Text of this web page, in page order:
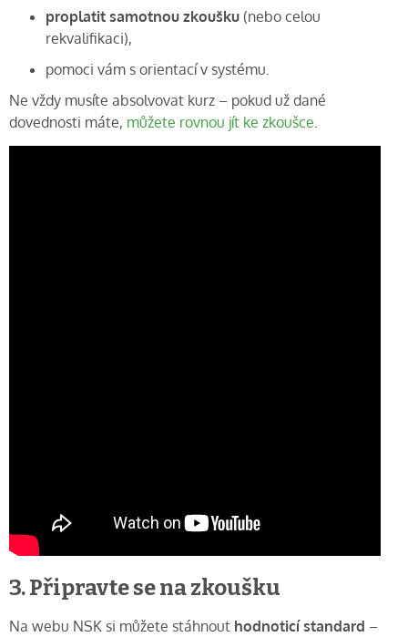
proplatit samotnou zkoušku (nebo celou
rekvalifikaci),
pomoci vám s orientací v systému.
Ne vždy musíte absolvovat kurz – pokud už dané
dovednosti máte, můžete rovnou jít ke zkoušce
3. Připravte se na zkoušku
Na webu NSK si můžete stáhnout hodnoticí standard –